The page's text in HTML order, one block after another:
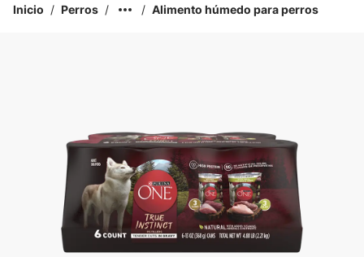
Inicio / Perros / / Alimento húmedo para perros
Ampliar la Imagen